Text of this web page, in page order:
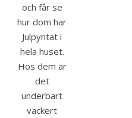
och får se
hur dom har
Julpyntat i
hela huset.
Hos dem är
det
underbart
vackert